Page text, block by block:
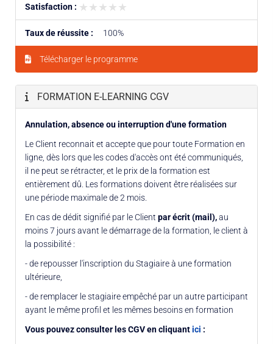
Satisfaction : ★★★★★
★★★★★
Taux de réussite : 100%
Télécharger le programme
FORMATION E-LEARNING CGV
Annulation, absence ou interruption d'une formation
Le Client reconnait et accepte que pour toute Formation en
ligne, dès lors que les codes d'accès ont été communiqués,
il ne peut se rétracter, et le prix de la formation est
entièrement dû. Les formations doivent être réalisées sur
une période maximale de 2 mois.
En cas de dédit signifié par le Client par écrit (mail),au
moins 7 jours avant le démarrage de la formation, le client à
la possibilité :
- de repousser l'inscription du Stagiaire à une formation
ultérieure,
- de remplacer le stagiaire empêché par un autre participant
ayant le même profil et les mêmes besoins en formation
Vous pouvez consulter les CGV en cliquantici :